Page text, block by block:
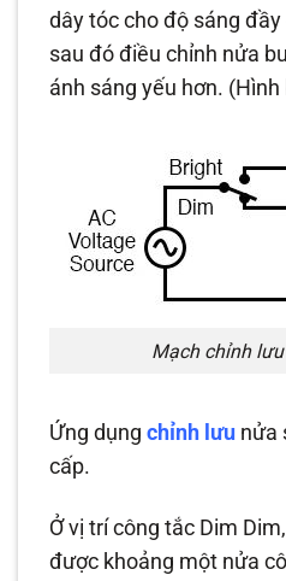
dây tóc cho độ sáng
sau đó điều chỉnh nửa
ánh sáng yếu hơn. (Hình
Mạch chỉnh
Ứng dụngchỉnh lưu nửa
cấp.
Ở vị trí công tắc Dim
được khoảng một nửa